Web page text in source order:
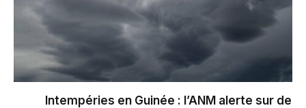
Intempéries en Guinée : l’ANM alerte sur de